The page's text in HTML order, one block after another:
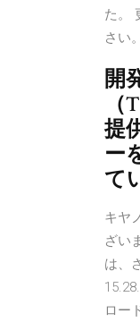
た。
さい。
開
提
ー
て
キヤ
ざい
は、
ロー